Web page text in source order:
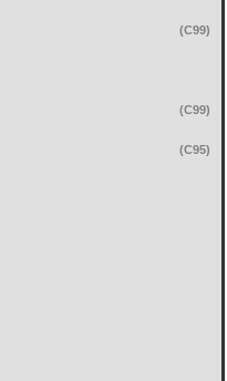
(C99)
(C99)
(C95)